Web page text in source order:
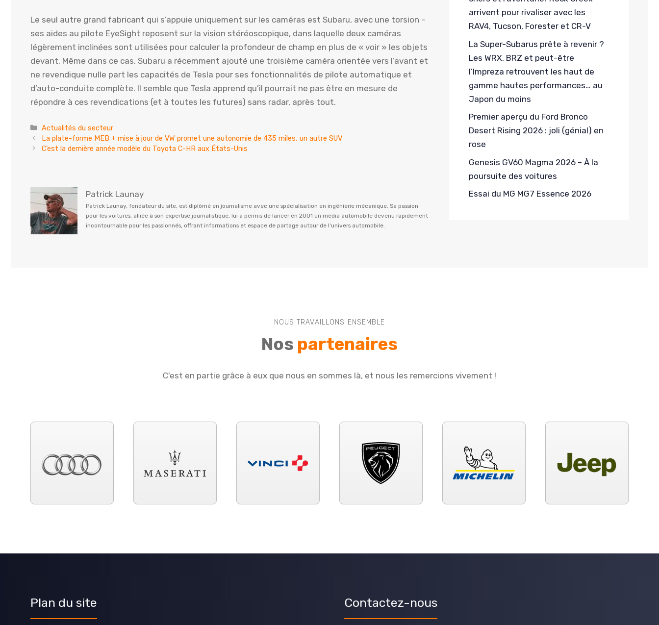
Le seul autre grand fabricant qui s’appuie uniquement sur les caméras est Subaru, avec une torsion –
ses aides au pilote EyeSight reposent sur la vision stéréoscopique, dans laquelle deux caméras
légèrement inclinées sont utilisées pour calculer la profondeur de champ en plus de « voir » les objets
devant. Même dans ce cas, Subaru a récemment ajouté une troisième caméra orientée vers l’avant et
ne revendique nulle part les capacités de Tesla pour ses fonctionnalités de pilote automatique et
d’auto-conduite complète. Il semble que Tesla apprend qu’il pourrait ne pas être en mesure de
répondre à ces revendications (et à toutes les futures) sans radar, après tout.
Catégories
Actualités du secteur
La plate-forme MEB + mise à jour de VW promet une autonomie de 435 miles, un autre SUV
C’est la dernière année modèle du Toyota C-HR aux États-Unis
Patrick Launay
Patrick Launay, fondateur du site, est diplômé en journalisme avec une spécialisation en ingénierie mécanique. Sa passion
pour les voitures, alliée à son expertise journalistique, lui a permis de lancer en 2001 un média automobile devenu rapidement
incontournable pour les passionnés, offrant informations et espace de partage autour de l'univers automobile.
arrivent pour rivaliser avec les
RAV4, Tucson, Forester et CR-V
La Super-Subarus prête à revenir ?
Les WRX, BRZ et peut-être
l’Impreza retrouvent les haut de
gamme hautes performances… au
Japon du moins
Premier aperçu du Ford Bronco
Desert Rising 2026 : joli (génial) en
rose
Genesis GV60 Magma 2026 – À la
poursuite des voitures
Essai du MG MG7 Essence 2026
NOUS TRAVAILLONS ENSEMBLE
Nos partenaires
C'est en partie grâce à eux que nous en sommes là, et nous les remercions vivement !
Plan du site Contactez-nous